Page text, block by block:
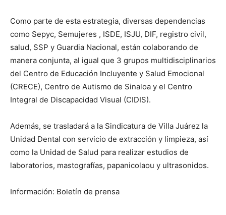
Como parte de esta estrategia, diversas dependencias
como Sepyc, Semujeres , ISDE, ISJU, DIF, registro civil,
salud, SSP y Guardia Nacional, están colaborando de
manera conjunta, al igual que 3 grupos multidisciplinarios
del Centro de Educación Incluyente y Salud Emocional
(CRECE), Centro de Autismo de Sinaloa y el Centro
Integral de Discapacidad Visual (CIDIS).
Además, se trasladará a la Sindicatura de Villa Juárez la
Unidad Dental con servicio de extracción y limpieza, así
como la Unidad de Salud para realizar estudios de
laboratorios, mastografías, papanicolaou y ultrasonidos.
Información: Boletín de prensa